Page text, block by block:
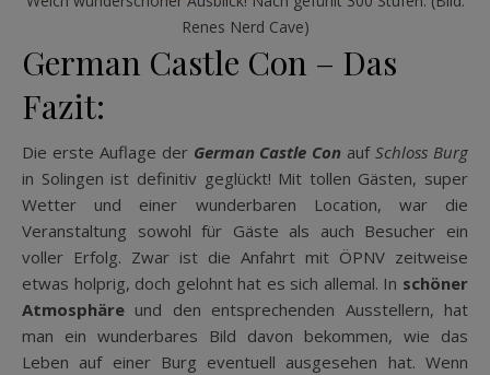
Renes Nerd Cave)
German Castle Con – Das
Fazit:
Die erste Auflage der German Castle Con aufSchloss Burg
in Solingen ist definitiv geglückt! Mit tollen Gästen, super
Wetter und einer wunderbaren Location, war die
Veranstaltung sowohl für Gäste als auch Besucher ein
voller Erfolg. Zwar ist die Anfahrt mit ÖPNV zeitweise
etwas holprig, doch gelohnt hat es sich allemal. In schöner
Atmosphäre und den entsprechenden Ausstellern, hat
man ein wunderbares Bild davon bekommen, wie das
Leben auf einer Burg eventuell ausgesehen hat. Wenn